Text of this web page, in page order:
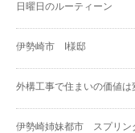
日曜日のルーティーン
伊勢崎市 I様邸
外構工事で住まいの価値
伊勢崎姉妹都市 スプリン